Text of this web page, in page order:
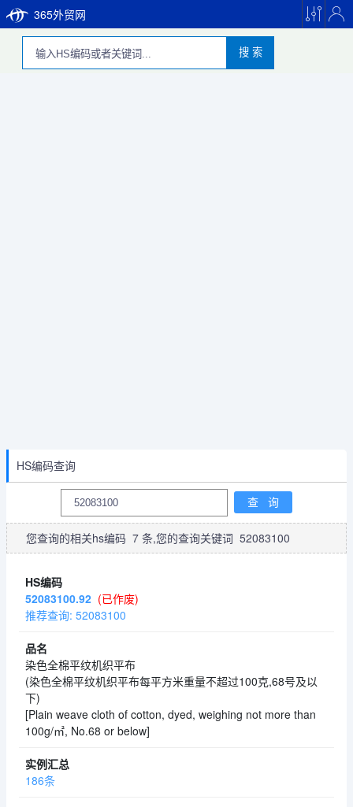
365外贸网
搜 索
HS编码查询
您查询的相关hs编码 7 条,您的查询关键词 52083100
52083100.92 (已作废)
推荐查询: 52083100
染色全棉平纹机织平布
(染色全棉平纹机织平布每平方米重量不超过100克,68号及以
下)
[Plain weave cloth of cotton, dyed, weighing not more than
100g/㎡, No.68 or below]
186条